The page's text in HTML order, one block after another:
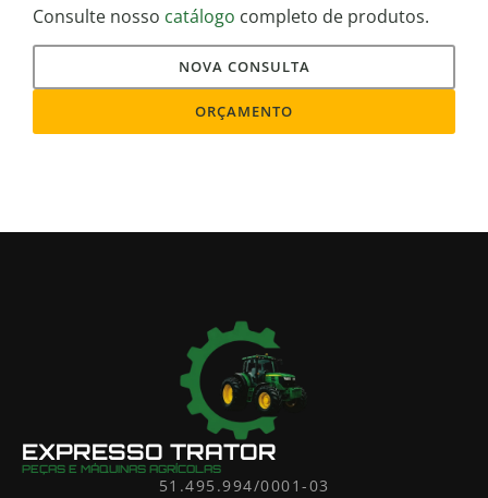
Consulte nosso catálogo completo de produtos.
NOVA CONSULTA
ORÇAMENTO
EXPRESSO TRATOR
PEÇAS E MÁQUINAS AGRÍCOLAS
51.495.994/0001-03